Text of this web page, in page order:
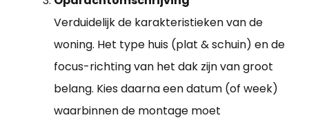
Verduidelijk de karakteristieken van de
woning. Het type huis (plat & schuin) en de
focus-richting van het dak zijn van groot
belang. Kies daarna een datum (of week)
waarbinnen de montage moet